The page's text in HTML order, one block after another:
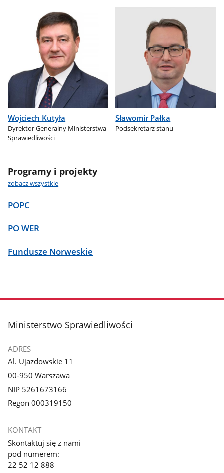
Wojciech Kutyła
Dyrektor Generalny Ministerstwa
Sprawiedliwości
Sławomir Pałka
Podsekretarz stanu
Programy i projekty
zobacz wszystkie
POPC
PO WER
Fundusze Norweskie
stopka
Ministerstwo Sprawiedliwości
ADRES
Al. Ujazdowskie 11
00-950 Warszawa
NIP 5261673166
Regon 000319150
KONTAKT
Skontaktuj się z nami
pod numerem:
22 52 12 888